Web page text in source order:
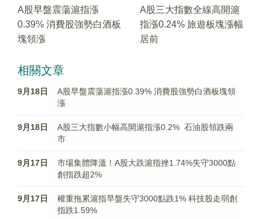
A股早盤震蕩滬指漲
0.39% 消費股強勢白酒板
塊領漲
A股三大指數全線高開滬
指漲0.24% 旅遊板塊漲幅
居前
相關文章
9月18日
A股早盤震蕩滬指漲0.39% 消費股強勢白酒板塊領
漲
9月18日
A股三大指數小幅高開滬指漲0.2% 石油股領跌兩
市
9月17日
市場集體降溫！A股大跌滬指挫1.74%失守3000點
創指跌超2%
9月17日
權重拖累滬指早盤失守3000點跌1% 科技股走弱創
指跌1.59%